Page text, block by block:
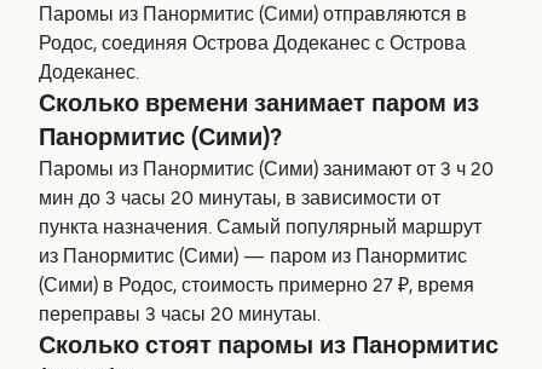
Паромы из Панормитис (Сими) отправляются в
Родос, соединяя Острова Додеканес с Острова
Додеканес.
Сколько времени занимает паром из
Панормитис (Сими)?
Паромы из Панормитис (Сими) занимают от 3 ч 20
мин до 3 часы 20 минутаы, в зависимости от
пункта назначения. Самый популярный маршрут
из Панормитис (Сими) — паром из Панормитис
(Сими) в Родос, стоимость примерно 27 ₽, время
переправы 3 часы 20 минутаы.
Сколько стоят паромы из Панормитис